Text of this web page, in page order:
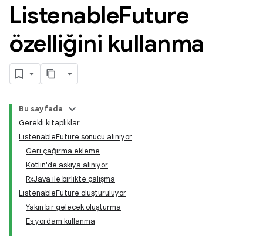
ListenableFuture
özelliğini kullanma
Bu sayfada
Gerekli kitaplıklar
ListenableFuture sonucu alınıyor
Geri çağırma ekleme
Kotlin'de askıya alınıyor
RxJava ile birlikte çalışma
ListenableFuture oluşturuluyor
Yakın bir gelecek oluşturma
Eş yordam kullanma